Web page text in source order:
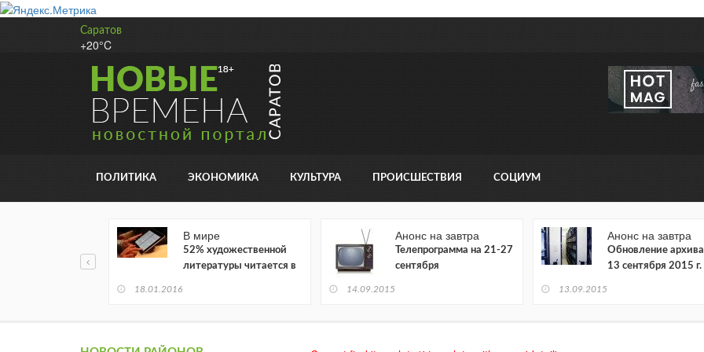
Саратов
+20°C
ПОЛИТИКА ЭКОНОМИКА КУЛЬТУРА ПРОИСШЕСТВИЯ СОЦИУМ
В мире
52% художественной
литературы читается в
18.01.2016
Анонс на завтра
Телепрограмма на 21-27
сентября
14.09.2015
Анонс на завтра
Обновление архива
13 сентября 2015 г.
13.09.2015